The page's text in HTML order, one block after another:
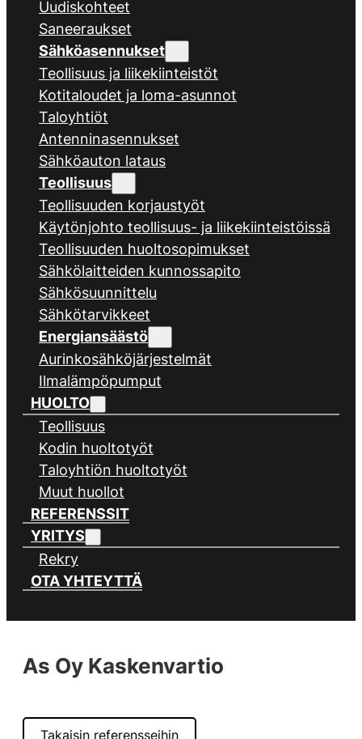
Uudiskohteet
Saneeraukset
Sähköasennukset
Teollisuus ja liikekiinteistöt
Kotitaloudet ja loma-asunnot
Taloyhtiöt
Antenninasennukset
Sähköauton lataus
Teollisuus
Teollisuuden korjaustyöt
Käytönjohto teollisuus- ja liikekiinteistöissä
Teollisuuden huoltosopimukset
Sähkölaitteiden kunnossapito
Sähkösuunnittelu
Sähkötarvikkeet
Energiansäästö
Aurinkosähköjärjestelmät
Ilmalämpöpumput
HUOLTO
Teollisuus
Kodin huoltotyöt
Taloyhtiön huoltotyöt
Muut huollot
REFERENSSIT
YRITYS
Rekry
OTA YHTEYTTÄ
As Oy Kaskenvartio
Takaisin referensseihin